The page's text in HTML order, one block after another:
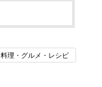
料理・グルメ・レシピ